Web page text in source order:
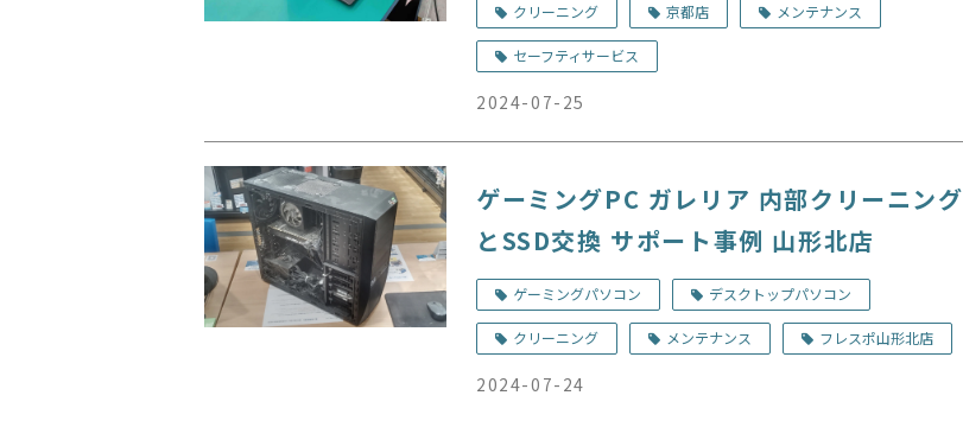
クリーニング 京都店 メンテナンス
セーフティサービス
2024-07-25
ゲーミングPC ガレリア 内部クリーニング
とSSD交換 サポート事例 山形北店
ゲーミングパソコン デスクトップパソコン
クリーニング メンテナンス フレスポ山形北店
2024-07-24